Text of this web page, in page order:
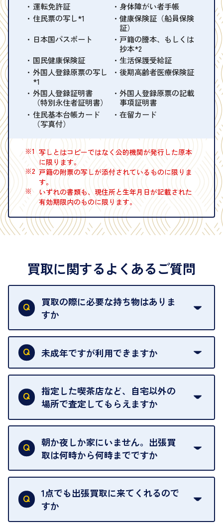
運転免許証
身体障がい者手帳
住民票の写し*1
健康保険証（船員保険
証）
日本国パスポート
戸籍の謄本、もしくは
抄本*2
国民健康保険証
生活保護受給証
外国人登録原票の写し
*1
後期高齢者医療保険証
外国人登録証明書
（特別永住者証明書）
外国人登録原票の記載
事項証明書
住民基本台帳カード
（写真付）
在留カード
※1 写しとはコピーではなく公的機関が発行した原本
に限ります。
※2 戸籍の附票の写しが添付されているものに限りま
す。
※
いずれの書類も、現住所と生年月日が記載された
有効期限内のものに限ります。
買取に関するよくあるご質問
買取の際に必要な持ち物はありま
すか
本人確認書類をご用意ください。ご利用になれる書
類はこちらをご確認ください。
未成年ですが利用できますか
18歳未満の方は、保護者の同意があってもご利用い
ただけません。
指定した喫茶店など、自宅以外の
場所で査定してもらえますか
ご自宅以外での査定はお引き受けできません。ご指
定のお店や、ほかのお客様への迷惑となることが考
えられるためです。
朝か夜しか家にいません。出張買
取は何時から何時までですか
ご訪問可能時間は、10時から19時です。
ただし、お品物の種類や量によっては対応させてい
ただくことがあります。
1点でも出張買取に来てくれるので
すか